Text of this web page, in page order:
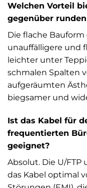
Welchen Vorteil
gegenüber
Die flache
unauffälligere und
leichter unter
schmalen Spalten
aufgeräumten
biegsamer und
Ist das Kabel für
frequentierten
geeignet?
Absolut. Die U/
das Kabel optimal